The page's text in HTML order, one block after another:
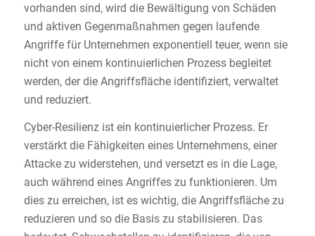
vorhanden sind, wird die Bewältigung von Schäden
und aktiven Gegenmaßnahmen gegen laufende
Angriffe für Unternehmen exponentiell teuer, wenn sie
nicht von einem kontinuierlichen Prozess begleitet
werden, der die Angriffsfläche identifiziert, verwaltet
und reduziert.
Cyber-Resilienz ist ein kontinuierlicher Prozess. Er
verstärkt die Fähigkeiten eines Unternehmens, einer
Attacke zu widerstehen, und versetzt es in die Lage,
auch während eines Angriffes zu funktionieren. Um
dies zu erreichen, ist es wichtig, die Angriffsfläche zu
reduzieren und so die Basis zu stabilisieren. Das